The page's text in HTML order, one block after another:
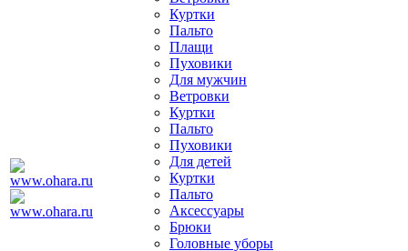
Куртки
Пальто
Плащи
Пуховики
Для мужчин
Ветровки
Куртки
Пальто
Пуховики
Для детей
Куртки
Пальто
Аксессуары
Брюки
Головные уборы